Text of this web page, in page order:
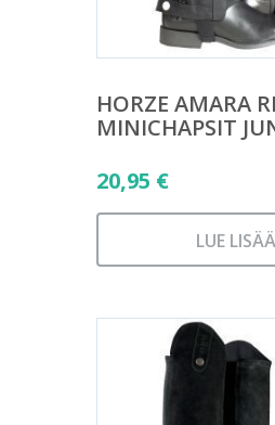
HORZE AMARA
MINICHAPSIT
20,95 €
LUE